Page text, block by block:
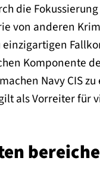
die
von anderen
Komponente
Navy CIS
als Vorreiter für